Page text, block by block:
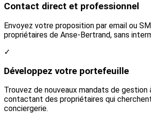
Contact direct et professionnel
Envoyez votre proposition par email ou
propriétaires de Anse-Bertrand, sans
✓
Développez votre portefeuille
Trouvez de nouveaux mandats de gestion
contactant des propriétaires qui
conciergerie.